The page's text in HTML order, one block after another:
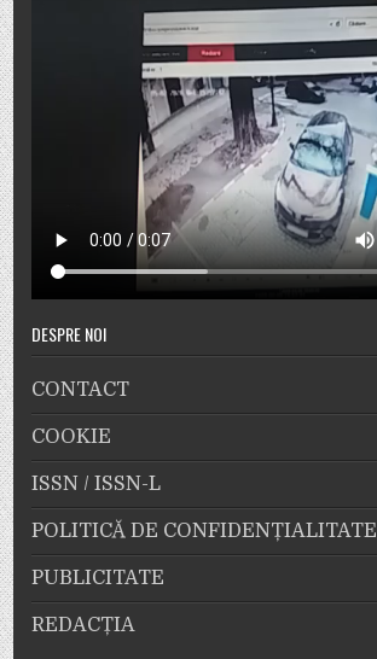
DESPRE NOI
CONTACT
COOKIE
ISSN / ISSN-L
POLITICĂ DE CONFIDENȚIALITATE
PUBLICITATE
REDACȚIA